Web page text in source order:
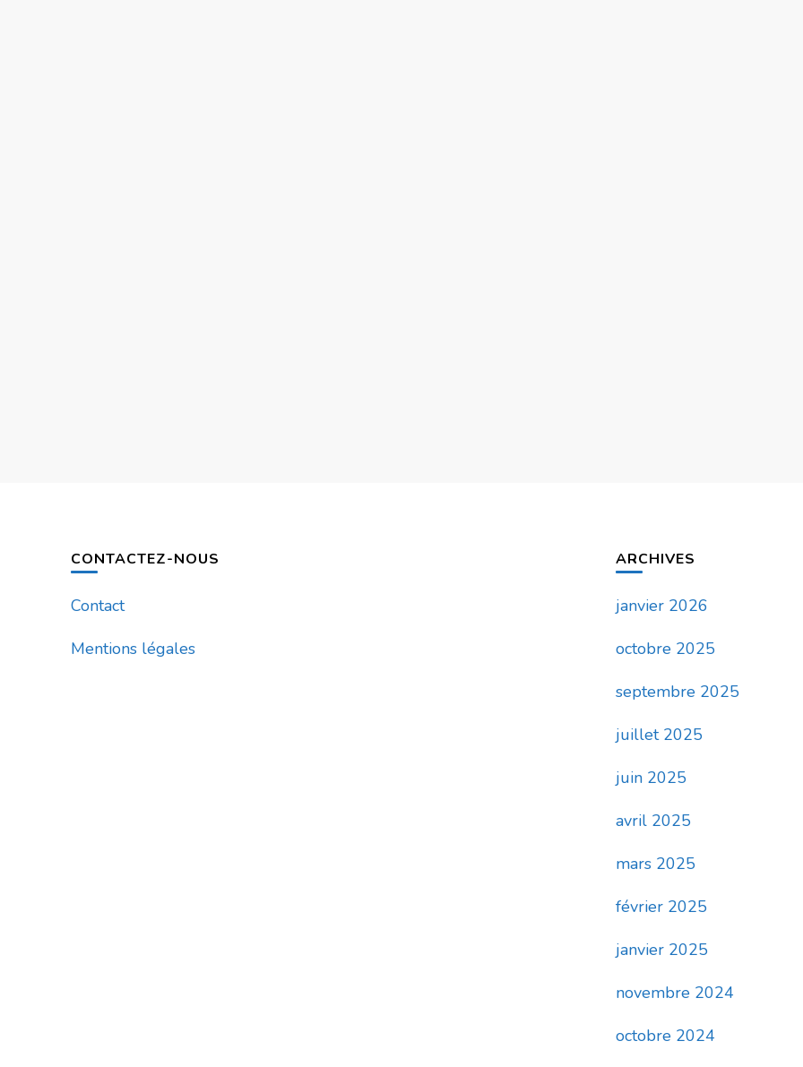
CONTACTEZ-NOUS
Contact
Mentions légales
ARCHIVES
janvier 2026
octobre 2025
septembre 2025
juillet 2025
juin 2025
avril 2025
mars 2025
février 2025
janvier 2025
novembre 2024
octobre 2024